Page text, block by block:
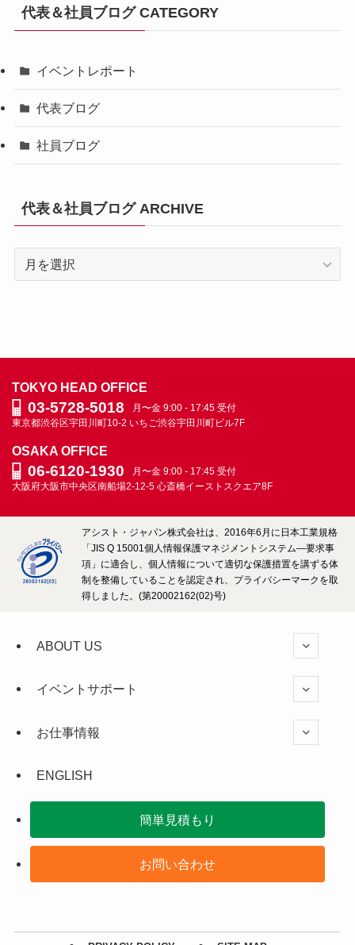
代表＆社員ブログ CATEGORY
イベントレポート
代表ブログ
社員ブログ
代表＆社員ブログ ARCHIVE
ブ
グ
ARCHIVE
TOKYO HEAD OFFICE
03-5728-5018
月〜金 9:00 - 17:45 受付
東京都渋谷区宇田川町10-2 いちご渋谷宇田川町ビル7F
OSAKA OFFICE
06-6120-1930
月〜金 9:00 - 17:45 受付
大阪府大阪市中央区南船場2-12-5 心斎橋イーストスクエア8F
アシスト・ジャパン株式会社は、2016年6月に日本工業規格
「JIS Q 15001個人情報保護マネジメントシステム―要求事
項」に適合し、個人情報について適切な保護措置を講ずる体
制を整備していることを認定され、プライバシーマークを取
得しました。(第20002162(02)号)
ABOUT US
イベントサポート
お仕事情報
ENGLISH
簡単見積もり
お問い合わせ